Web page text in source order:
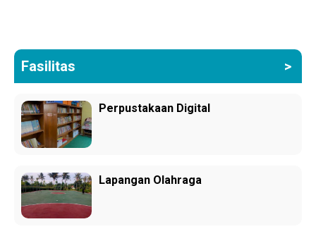
Fasilitas
Perpustakaan Digital
Lapangan Olahraga